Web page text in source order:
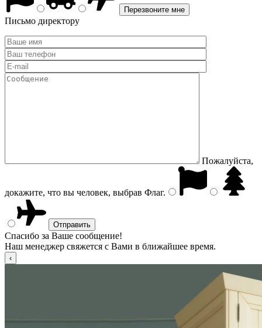
Письмо директору
Пожалуйста,
докажите, что вы человек, выбрав Флаг.
Спасибо за Ваше сообщение!
Наш менеджер свяжется с Вами в ближайшее время.